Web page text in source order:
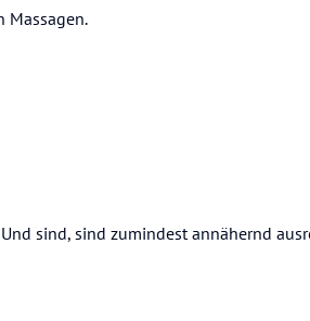
Massagen.
sind, sind zumindest annähernd